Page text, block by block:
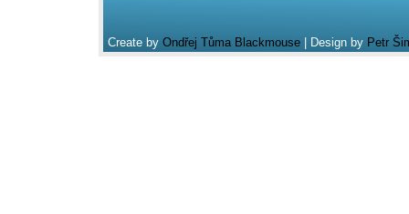
Create by Ondřej Tůma Blackmouse| Design by Petr